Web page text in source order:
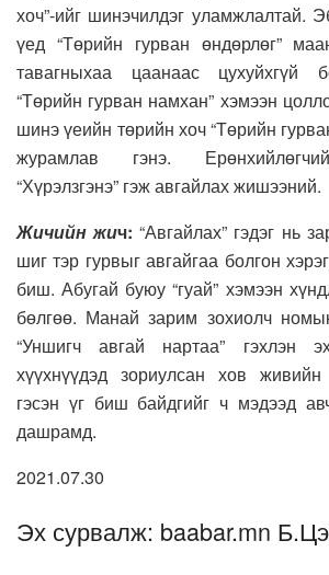
хоч”-ийг шинэчилдэг уламжлалтай.
үед “Төрийн гурван өндөрлөг”
тавагныхаа цаанаас цухуйхгүй
“Төрийн гурван намхан” хэмээн
шинэ үеийн төрийн хоч “Төрийн
журамлав гэнэ.
“Хүрэлзгэнэ” гэж авгайлах жишээний.
Жичийн жич: “Авгайлах” гэдэг нь
шиг тэр гурвыг авгайгаа болгон
биш. Абугай буюу “гуай” хэмээн
бөлгөө. Манай зарим зохиолч
“Уншигч авгай нартаа” гэхлэн
хүүхнүүдэд зориулсан хов живийн
гэсэн үг биш байдгийг ч мэдээд
дашрамд.
2021.07.30
Эх сурвалж: baabar.mn